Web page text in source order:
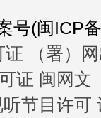
号(闽ICP
证 （署）
证 闽网文
节目许可